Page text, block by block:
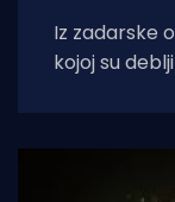
Iz zadarske
kojoj su